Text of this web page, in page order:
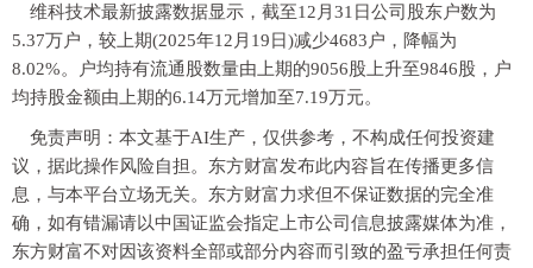
维科技术最新披露数据显示，截至12月31日公司股东户数为
5.37万户，较上期(2025年12月19日)减少4683户，降幅为
8.02%。户均持有流通股数量由上期的9056股上升至9846股，户
均持股金额由上期的6.14万元增加至7.19万元。
免责声明：本文基于AI生产，仅供参考，不构成任何投资建
议，据此操作风险自担。东方财富发布此内容旨在传播更多信
息，与本平台立场无关。东方财富力求但不保证数据的完全准
确，如有错漏请以中国证监会指定上市公司信息披露媒体为准，
东方财富不对因该资料全部或部分内容而引致的盈亏承担任何责